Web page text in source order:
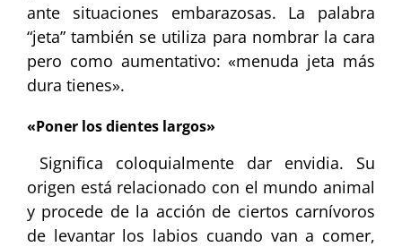
ante situaciones embarazosas. La palabra
“jeta” también se utiliza para nombrar la cara
pero como aumentativo: «menuda jeta más
dura tienes».
«Poner los dientes largos»
Significa coloquialmente dar envidia. Su
origen está relacionado con el mundo animal
y procede de la acción de ciertos carnívoros
de levantar los labios cuando van a comer,